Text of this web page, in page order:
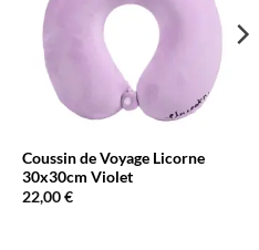
Coussin de Voyage Licorne
30x30cm Violet
22,00€